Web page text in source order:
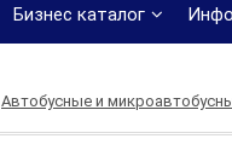
Бизнес каталог
Автобусные и